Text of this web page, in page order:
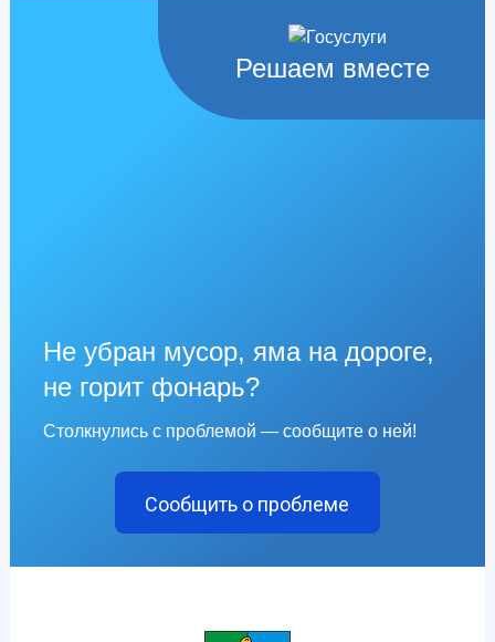
Решаем вместе
Не убран мусор, яма на дороге,
не горит фонарь?
Столкнулись с проблемой — сообщите о ней!
Сообщить о проблеме